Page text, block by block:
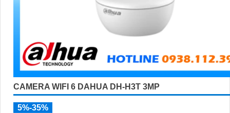
CAMERA WIFI 6 DAHUA DH-H3T 3MP
5%-35%